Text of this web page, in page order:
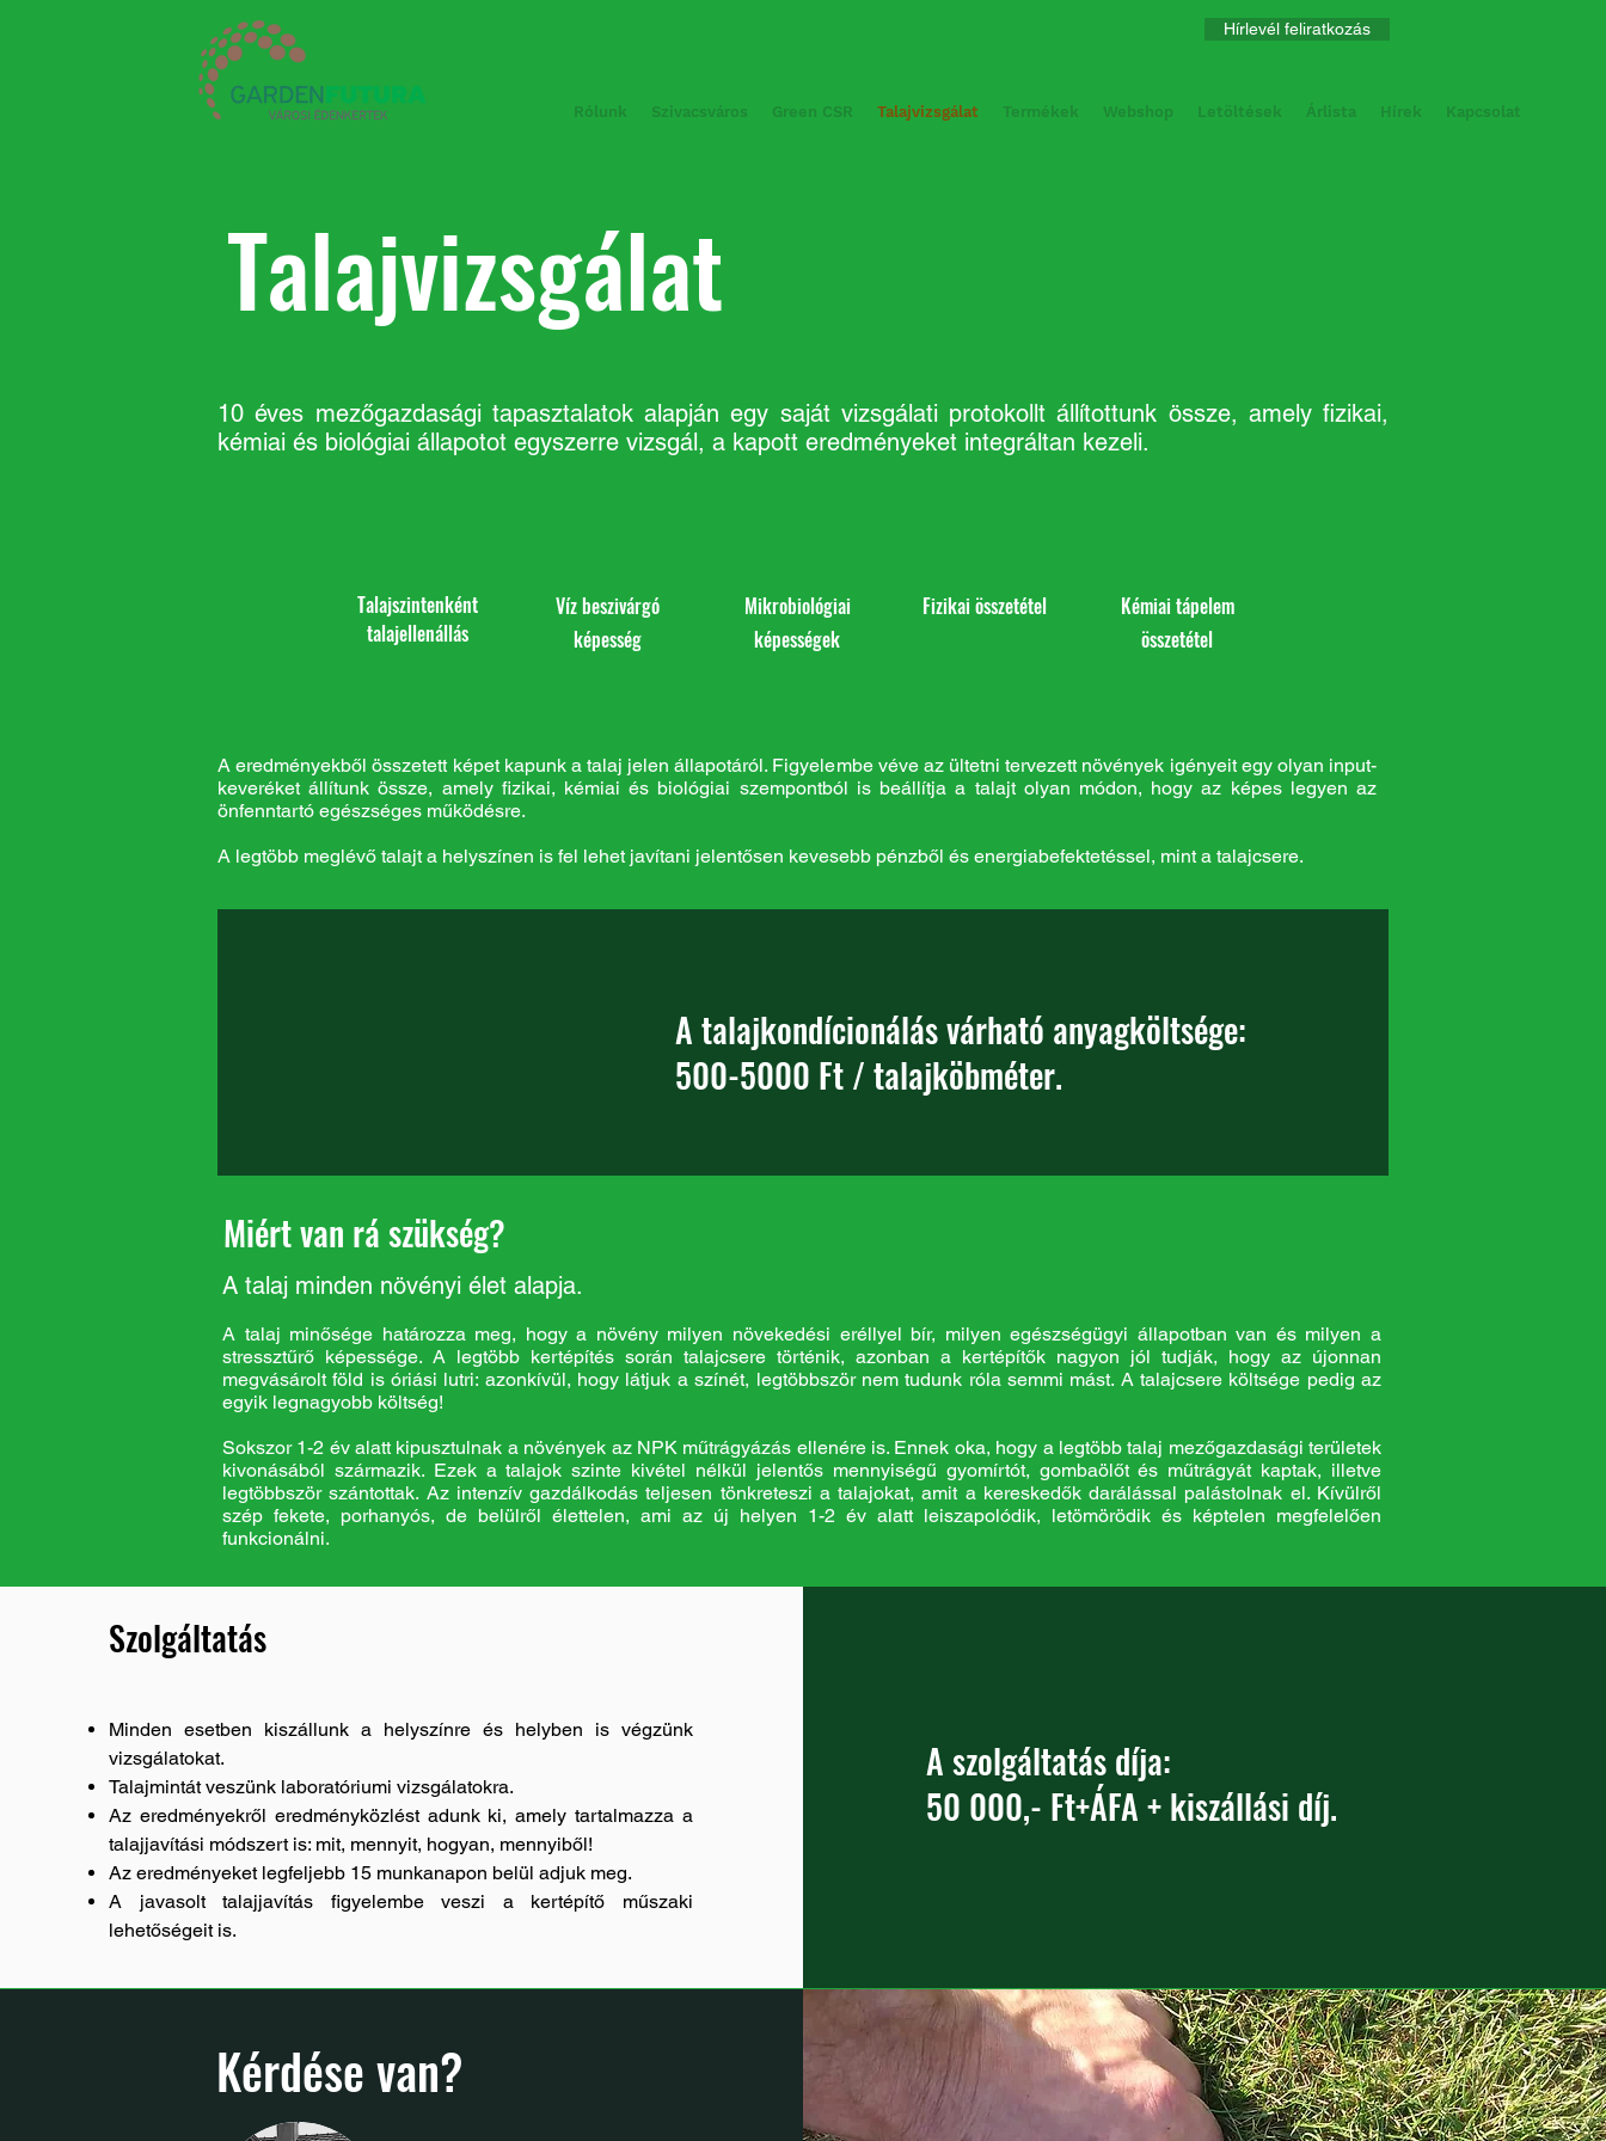
Rólunk Szivacsváros Green CSR Talajvizsgálat Termékek Webshop Letöltések Árlista Hírek Kapcsolat
Hírlevél feliratkozás
Talajvizsgálat
10 éves mezőgazdasági tapasztalatok alapján egy saját vizsgálati protokollt állítottunk össze, amely fizikai,
kémiai és biológiai állapotot egyszerre vizsgál, a kapott eredményeket integráltan kezeli.
Talajszintenként
talajellenállás
Víz beszivárgó
képesség
Mikrobiológiai
képességek
Fizikai összetétel
Kémiai tápelem
összetétel
A eredményekből összetett képet kapunk a talaj jelen állapotáról. Figyelembe véve az ültetni tervezett növények igényeit egy olyan input-
keveréket állítunk össze, amely fizikai, kémiai és biológiai szempontból is beállítja a talajt olyan módon, hogy az képes legyen az
önfenntartó egészséges működésre.
A legtöbb meglévő talajt a helyszínen is fel lehet javítani jelentősen kevesebb pénzből és energiabefektetéssel, mint a talajcsere.
A talajkondícionálás várható anyagköltsége:
500-5000 Ft / talajköbméter.
Miért van rá szükség?
A talaj minden növényi élet alapja.
A talaj minősége határozza meg, hogy a növény milyen növekedési eréllyel bír, milyen egészségügyi állapotban van és milyen a
stressztűrő képessége. A legtöbb kertépítés során talajcsere történik, azonban a kertépítők nagyon jól tudják, hogy az újonnan
megvásárolt föld is óriási lutri: azonkívül, hogy látjuk a színét, legtöbbször nem tudunk róla semmi mást. A talajcsere költsége pedig az
egyik legnagyobb költség!
Sokszor 1-2 év alatt kipusztulnak a növények az NPK műtrágyázás ellenére is. Ennek oka, hogy a legtöbb talaj mezőgazdasági területek
kivonásából származik. Ezek a talajok szinte kivétel nélkül jelentős mennyiségű gyomírtót, gombaölőt és műtrágyát kaptak, illetve
legtöbbször szántottak. Az intenzív gazdálkodás teljesen tönkreteszi a talajokat, amit a kereskedők darálással palástolnak el. Kívülről
szép fekete, porhanyós, de belülről élettelen, ami az új helyen 1-2 év alatt leiszapolódik, letömörödik és képtelen megfelelően
funkcionálni.
Szolgáltatás
Minden esetben kiszállunk a helyszínre és helyben is végzünk
vizsgálatokat.
Talajmintát veszünk laboratóriumi vizsgálatokra.
Az eredményekről eredményközlést adunk ki, amely tartalmazza a
talajjavítási módszert is: mit, mennyit, hogyan, mennyiből!
Az eredményeket legfeljebb 15 munkanapon belül adjuk meg.
A javasolt talajjavítás figyelembe veszi a kertépítő műszaki
lehetőségeit is.
A szolgáltatás díja:
50 000,- Ft+ÁFA + kiszállási díj.
Kérdése van?